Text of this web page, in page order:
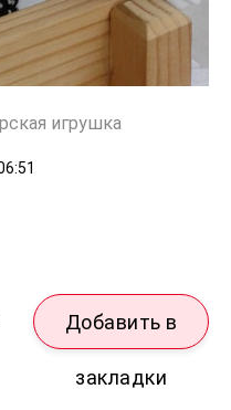
игрушка
Добавить в
закладки